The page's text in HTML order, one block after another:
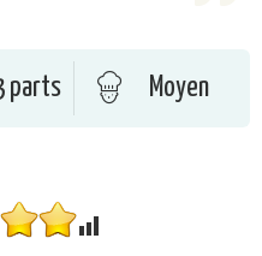
parts Moyen